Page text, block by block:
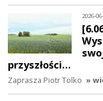
2026-
przyszłości…
Zaprasza Piotr Tolko »